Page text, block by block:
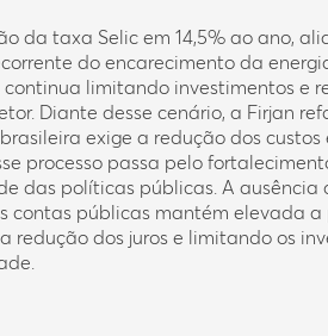
da taxa Selic em 14,5% ao ano,
do encarecimento da
continua limitando investimentos e
Diante desse cenário, a Firjan
exige a redução dos
processo passa pelo
das políticas públicas. A
contas públicas mantém elevada a
redução dos juros e limitando os